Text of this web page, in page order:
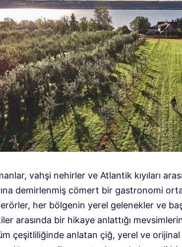
vahşi nehirler ve Atlantik kıyıları
demirlenmiş cömert bir gastronomi
her bölgenin yerel gelenekler ve
arasında bir hikaye anlattığı
çeşitliliğinde anlatan çiğ, yerel ve orijinal